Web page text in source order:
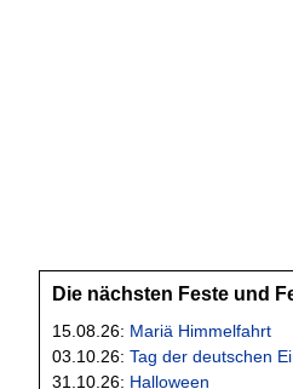
Die nächsten Feste und
15.08.26: Mariä Himmelfahrt
03.10.26: Tag der deutschen
31.10.26: Halloween